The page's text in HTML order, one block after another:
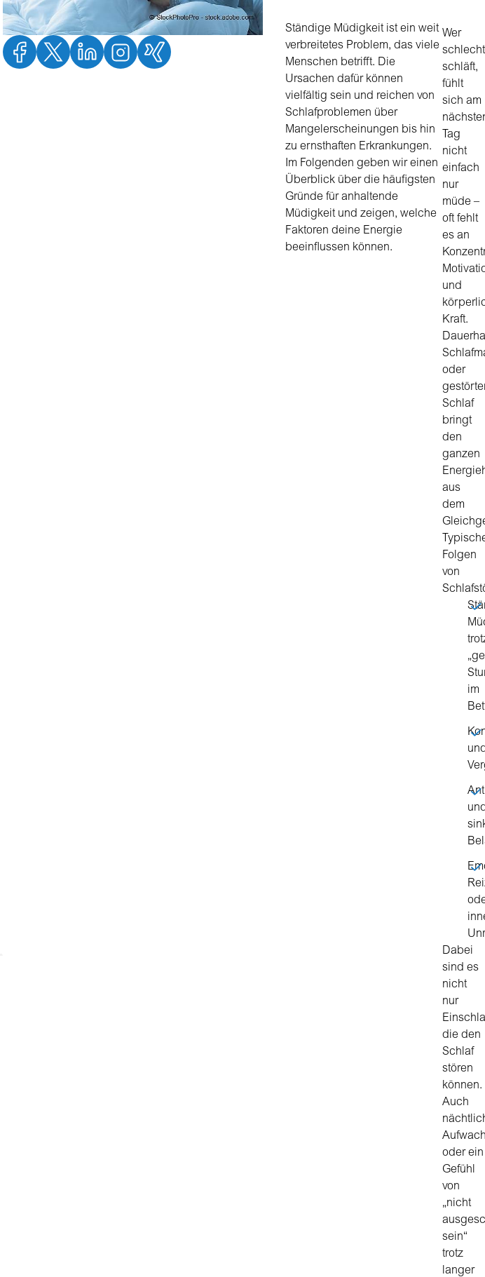
ausgewählten
Suchergebnis
gelangen.
Benutzer
Touchgeräten
können
Touch-
Streichgesten
verwenden.
Ständige Müdigkeit ist ein weit
verbreitetes Problem, das viele
Menschen betrifft. Die
Ursachen dafür können
vielfältig sein und reichen von
Schlafproblemen über
Mangelerscheinungen bis hin
zu ernsthaften Erkrankungen.
Im Folgenden geben wir einen
Überblick über die häufigsten
Gründe für anhaltende
Müdigkeit und zeigen, welche
Faktoren deine Energie
beeinflussen können.
Wer
schlecht
schläft,
fühlt
sich am
Tag
nicht
einfach
nur
müde –
oft fehlt
es an
und
Kraft.
oder
Schlaf
bringt
den
ganzen
aus
dem
Folgen
von
im
Dabei
sind es
nicht
nur
die den
Schlaf
stören
können.
Auch
oder ein
Gefühl
von
„nicht
sein“
trotz
langer